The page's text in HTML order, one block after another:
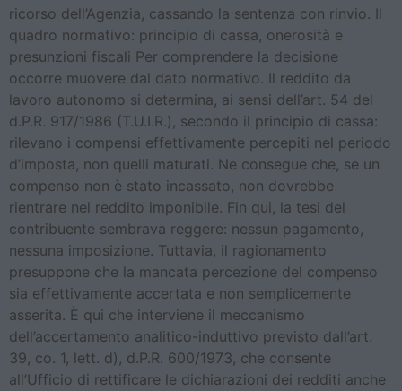
ricorso dell’Agenzia, cassando la sentenza con rinvio. Il
quadro normativo: principio di cassa, onerosità e
presunzioni fiscali Per comprendere la decisione
occorre muovere dal dato normativo. Il reddito da
lavoro autonomo si determina, ai sensi dell’art. 54 del
d.P.R. 917/1986 (T.U.I.R.), secondo il principio di cassa:
rilevano i compensi effettivamente percepiti nel periodo
d’imposta, non quelli maturati. Ne consegue che, se un
compenso non è stato incassato, non dovrebbe
rientrare nel reddito imponibile. Fin qui, la tesi del
contribuente sembrava reggere: nessun pagamento,
nessuna imposizione. Tuttavia, il ragionamento
presuppone che la mancata percezione del compenso
sia effettivamente accertata e non semplicemente
asserita. È qui che interviene il meccanismo
dell’accertamento analitico-induttivo previsto dall’art.
39, co. 1, lett. d), d.P.R. 600/1973, che consente
all’Ufficio di rettificare le dichiarazioni dei redditi anche